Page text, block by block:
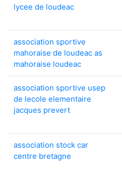
lycee de loudeac
association sportive
mahoraise de loudeac as
mahoraise loudeac
association sportive usep
de lecole elementaire
jacques prevert
association stock car
centre bretagne